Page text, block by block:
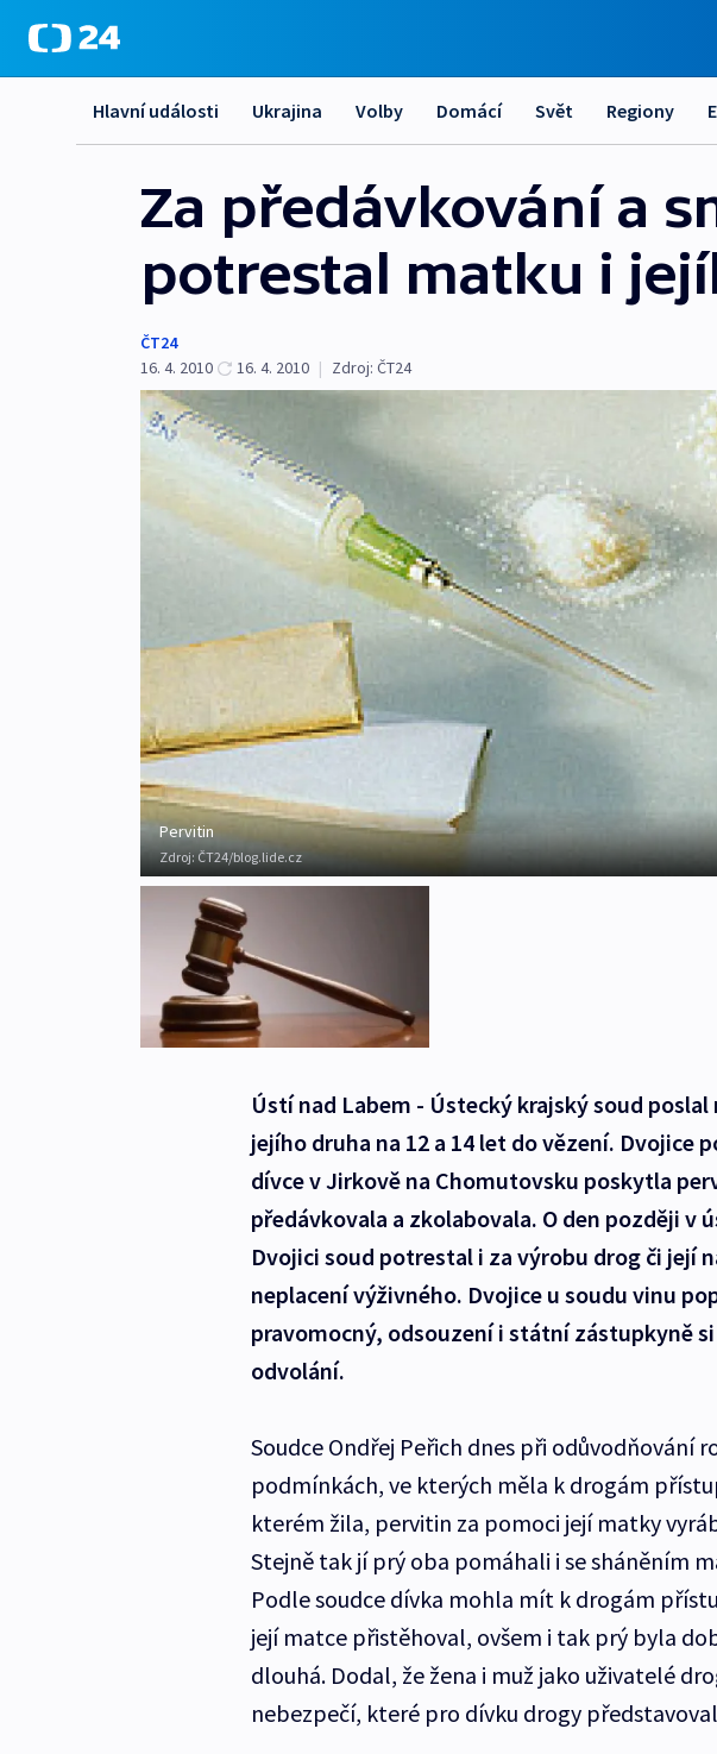
Hlavní události Ukrajina Volby Domácí Svět Regiony
Za předávkování a
potrestal matku i
ČT24
16. 4. 2010
16. 4. 2010 | Zdroj: ČT24
Pervitin
Zdroj:ČT24/blog.lide.cz
Ústí nad Labem - Ústecký krajský soud
jejího druha na 12 a 14 let do vězení. Dvojice
dívce v Jirkově na Chomutovsku poskytla
předávkovala a zkolabovala. O den později v
Dvojici soud potrestal i za výrobu drog či její
neplacení výživného. Dvojice u soudu vinu
pravomocný, odsouzení i státní zástupkyně
odvolání.
Soudce Ondřej Peřich dnes při odůvodňování
podmínkách, ve kterých měla k drogám
kterém žila, pervitin za pomoci její matky
Stejně tak jí prý oba pomáhali i se sháněním
Podle soudce dívka mohla mít k drogám
její matce přistěhoval, ovšem i tak prý byla
dlouhá. Dodal, že žena i muž jako uživatelé
nebezpečí, které pro dívku drogy